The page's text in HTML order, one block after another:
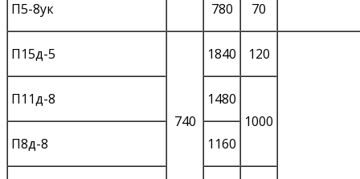
П5-8ук 780 70
П15д-5
740
1840 120
П11д-8
1480
1000
П8д-8
1160